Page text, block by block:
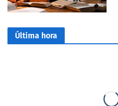
Última hora